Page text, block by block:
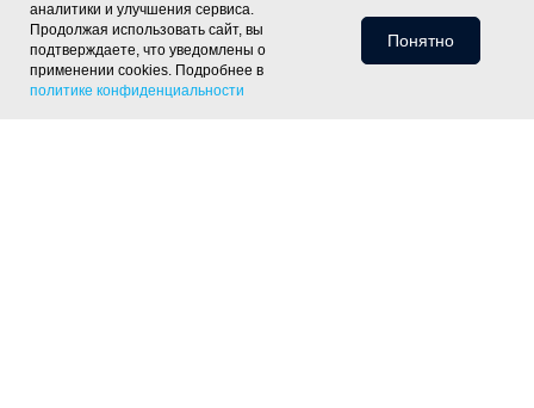
аналитики и улучшения сервиса.
Продолжая использовать сайт, вы
подтверждаете, что уведомлены о
применении cookies. Подробнее в
политике конфиденциальности
Понятно